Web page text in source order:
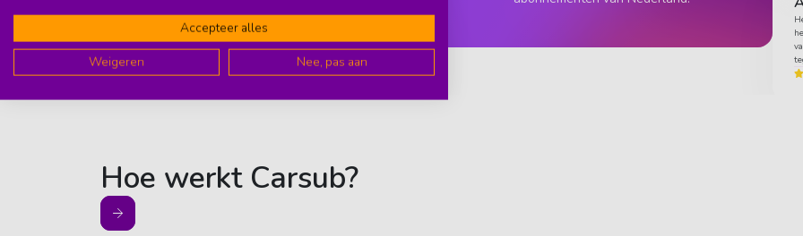
It has been a really positive experience renting
a car so far from carsub as an Expat. Easy
communication and great service. The car is
amazing and new. I h...
13 sept. 2023
Hoe werkt Carsub?
Accepteer alles
Weigeren
Nee, pas aan